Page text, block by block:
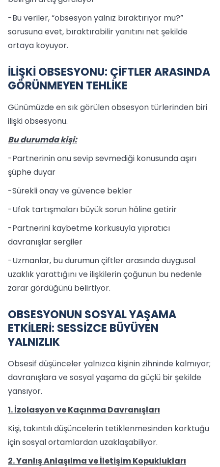
-Bu veriler, “obsesyon yalnız bıraktırıyor mu?”
sorusuna evet, bıraktırabilir yanıtını net şekilde
ortaya koyuyor.
İLİŞKİ OBSESYONU: ÇİFTLER ARASINDA
GÖRÜNMEYEN TEHLİKE
Günümüzde en sık görülen obsesyon türlerinden biri
ilişki obsesyonu.
Bu durumda kişi:
-Partnerinin onu sevip sevmediği konusunda aşırı
şüphe duyar
-Sürekli onay ve güvence bekler
-Ufak tartışmaları büyük sorun hâline getirir
-Partnerini kaybetme korkusuyla yıpratıcı
davranışlar sergiler
-Uzmanlar, bu durumun çiftler arasında duygusal
uzaklık yarattığını ve ilişkilerin çoğunun bu nedenle
zarar gördüğünü belirtiyor.
OBSESYONUN SOSYAL YAŞAMA
ETKİLERİ: SESSİZCE BÜYÜYEN
YALNIZLIK
Obsesif düşünceler yalnızca kişinin zihninde kalmıyor;
davranışlara ve sosyal yaşama da güçlü bir şekilde
yansıyor.
1. İzolasyon ve Kaçınma Davranışları
Kişi, takıntılı düşüncelerin tetiklenmesinden korktuğu
için sosyal ortamlardan uzaklaşabiliyor.
2. Yanlış Anlaşılma ve İletişim Kopuklukları